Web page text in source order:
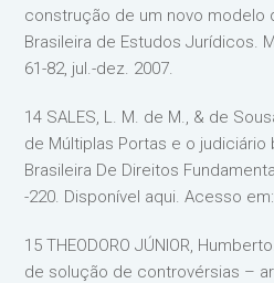
construção de um novo modelo
Brasileira de Estudos Jurídicos.
61-82, jul.-dez. 2007.
14 SALES, L. M. de M., & de
de Múltiplas Portas e o judiciário
Brasileira De Direitos
-220. Disponível aqui. Acesso
15 THEODORO JÚNIOR,
de solução de controvérsias –